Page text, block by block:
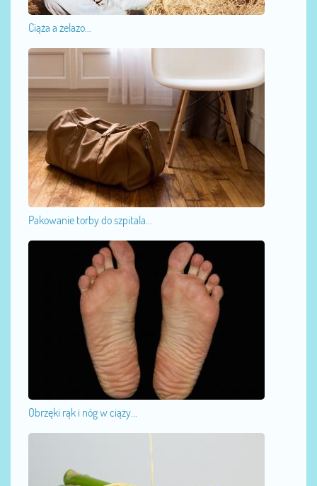
Ciąża a żelazo...
Pakowanie torby do szpitala...
Obrzęki rąk i nóg w ciąży...